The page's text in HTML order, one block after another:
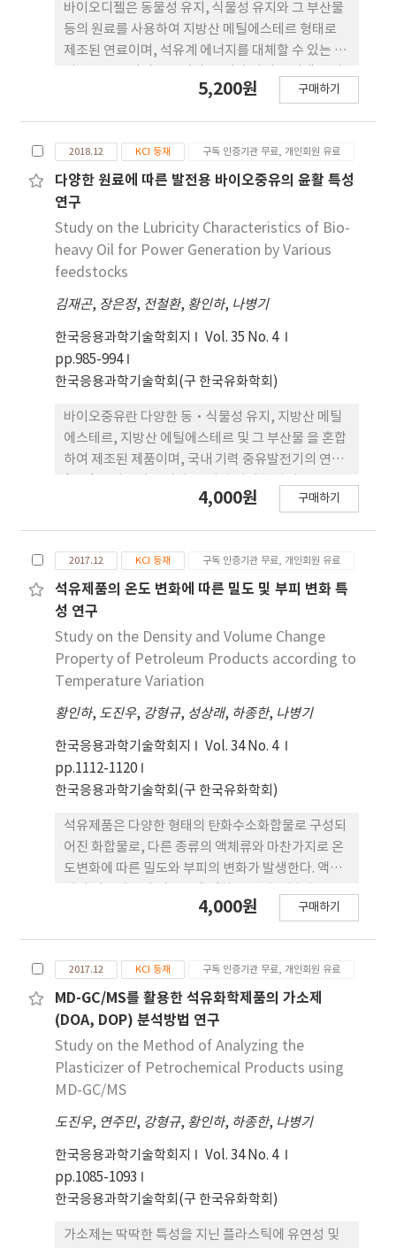
바이오디젤은 동물성 유지, 식물성 유지와 그 부산물
등의 원료를 사용하여 지방산 메틸에스테르 형태로
제조된 연료이며, 석유계 에너지를 대체할 수 있는 바
장 및 유통 과정에서 불포화 지방산 메틸에스테르가
구에서는 바이오디젤의 품질과 산화 특성이 산화 안
정성에 미치는 영향을 알아보고, 이와 관련된 평가 방
법에 대해 기술하였다. 또한 바이오디젤의 산화 안정
성 단점을 개선할 수 있는 방안을 고찰하였다.
5,200원 구매하기
2018.12 KCI 등재 구독 인증기관 무료, 개인회원 유료
다양한 원료에 따른 발전용 바이오중유의 윤활 특성
연구
Study on the Lubricity Characteristics of Bio-
heavy Oil for Power Generation by Various
feedstocks
김재곤, 장은정, 전철환, 황인하, 나병기
한국응용과학기술학회지
Vol. 35 No. 4
pp.985-994
한국응용과학기술학회(구 한국유화학회)
바이오중유란 다양한 동·식물성 유지, 지방산 메틸
에스테르, 지방산 에틸에스테르 및 그 부산물 을 혼합
하여 제조된 제품이며, 국내 기력 중유발전기의 연료
의 원료 조성 때문에 발전기의 보일러로 이송되는 연
다. 따라서, 본 연구에서는 발전용 바이오중유의 다양
한 원료들의 연료특성과 이에 따른 윤활성을 평가하
고, 발전기의 마찰마모 저감을 위한 발전용 바이오 중
유의 연료 구성 방안을 제시하였다. 발전용 바이오중
유 원료물질의 윤활성(HFRR)은 평균 137 μm이며,
원료물질에 따라 차이가 있으나 60μm ~ 214 μm 분
포를 보이고 있다. 이 중 윤활성이 좋은 순서는 Oleo
pitch > BD pitch > CNSL > Animal fat > RBDPO
> PAO > Dark oil > Food waste oil이다. 발전용 바
이오중유의 원료 물질 3종으로 구성된 바이오중유 평
가시료 5종에 대한 윤활성은 평균 151 μm이며, 101
μm ~ 185 μm 분포를 보이고 있다. 이 중 윤활성이 좋
은 순서는 Fuel 1 > Fuel 3 > Fuel 4 > Fuel 2 >
Fuel 5이다. 바이오중유 평가시료(평균 151 μm)는
C중유(128 μm) 대비 낮은 윤활성을 나타내었다. 이
는 발전용 바이오중유가 지방산 물질로 구성되어 있
어 C중유보다 파라핀, 방향족 성분 함량이 낮아 점도
의 마찰마모 저감을 위해 윤활성을 증가 시킬 수 있는
바이오중유의 원료로서 Oleo pitch, BD pitch를
60% 이상 함유할 경우 연료 제조 시 윤활성 증가가
예상된다.
4,000원 구매하기
2017.12 KCI 등재 구독 인증기관 무료, 개인회원 유료
석유제품의 온도 변화에 따른 밀도 및 부피 변화 특
성 연구
Study on the Density and Volume Change
Property of Petroleum Products according to
Temperature Variation
황인하, 도진우, 강형규, 성상래, 하종한, 나병기
한국응용과학기술학회지
Vol. 34 No. 4
pp.1112-1120
한국응용과학기술학회(구 한국유화학회)
석유제품은 다양한 형태의 탄화수소화합물로 구성되
어진 화합물로, 다른 종류의 액체류와 마찬가지로 온
도변화에 따른 밀도와 부피의 변화가 발생한다. 액상
된 각 석유제품에 대해 주로 얻어진 실험 데이터를 기
온도변화에 따른 변화추이를 분석하고, 국제규격인
ASTM에서 제시하는 밀도부피 환산표를 이용한 환산
값을 계산하고 두 값을 비교분석하였다. 또한, 국내 계
량 관련법에서 규정하고 있는 온도변화에 대한 기준
과 실측값과의 상호 비교를 통해 차이점을 분석하였
다.
4,000원 구매하기
2017.12 KCI 등재 구독 인증기관 무료, 개인회원 유료
MD-GC/MS를 활용한 석유화학제품의 가소제
(DOA, DOP) 분석방법 연구
Study on the Method of Analyzing the
Plasticizer of Petrochemical Products using
MD-GC/MS
도진우, 연주민, 강형규, 황인하, 하종한, 나병기
한국응용과학기술학회지
Vol. 34 No. 4
pp.1085-1093
한국응용과학기술학회(구 한국유화학회)
가소제는 딱딱한 특성을 지닌 플라스틱에 유연성 및